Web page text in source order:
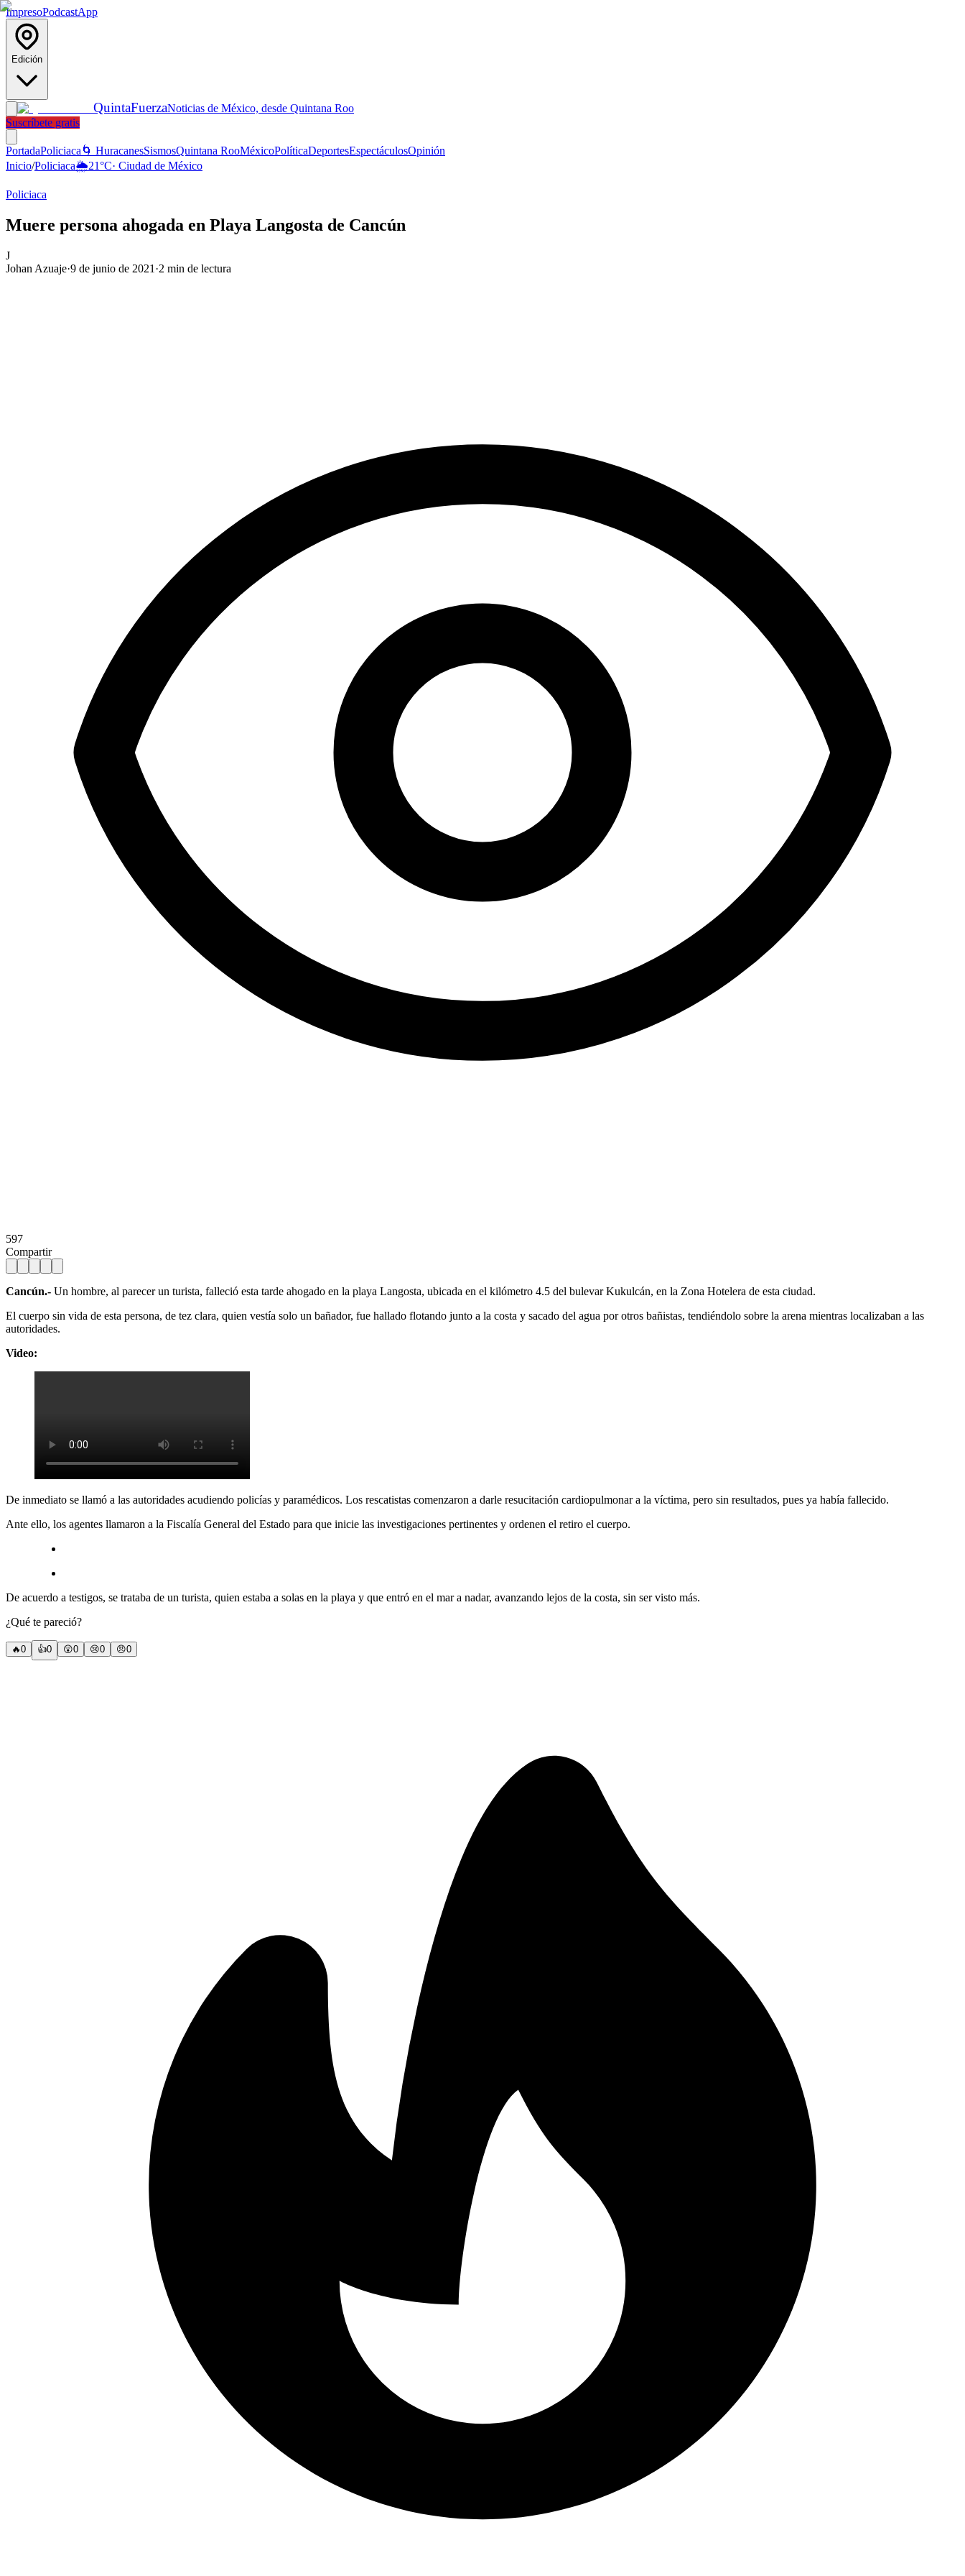
ImpresoPodcastApp
Edición
QuintaFuerzaNoticias de México, desde Quintana Roo
Suscríbete gratis
PortadaPoliciaca 🌀 HuracanesSismosQuintana RooMéxicoPolíticaDeportesEspectáculosOpinión
Inicio/Policiaca🌦️21°C· Ciudad de México
Policiaca
Muere persona ahogada en Playa Langosta de Cancún
J
Johan Azuaje·9 de junio de 2021 ·2 min de lectura
597
Compartir
Cancún.- Un hombre, al parecer un turista, falleció esta tarde ahogado en la playa Langosta, ubicada en el kilómetro 4.5 del bulevar Kukulcán, en la Zona Hotelera de esta ciudad.
El cuerpo sin vida de esta persona, de tez clara, quien vestía solo un bañador, fue hallado flotando junto a la costa y sacado del agua por otros bañistas, tendiéndolo sobre la arena mientras localizaban a las
autoridades.
Video:
De inmediato se llamó a las autoridades acudiendo policías y paramédicos. Los rescatistas comenzaron a darle resucitación cardiopulmonar a la víctima, pero sin resultados, pues ya había fallecido.
Ante ello, los agentes llamaron a la Fiscalía General del Estado para que inicie las investigaciones pertinentes y ordenen el retiro el cuerpo.
De acuerdo a testigos, se trataba de un turista, quien estaba a solas en la playa y que entró en el mar a nadar, avanzando lejos de la costa, sin ser visto más.
¿Qué te pareció?
🔥0 👍0 😲0 😢0 😠0